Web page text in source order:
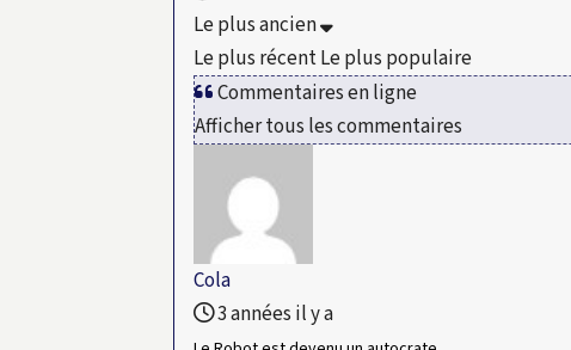
Le plus ancien
Le plus récentLe plus populaire
Commentaires en ligne
Afficher tous les commentaires
Cola
3 années il y a